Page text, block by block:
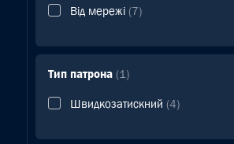
Від мережі (7)
Тип патрона (1)
Швидкозатискний (4)